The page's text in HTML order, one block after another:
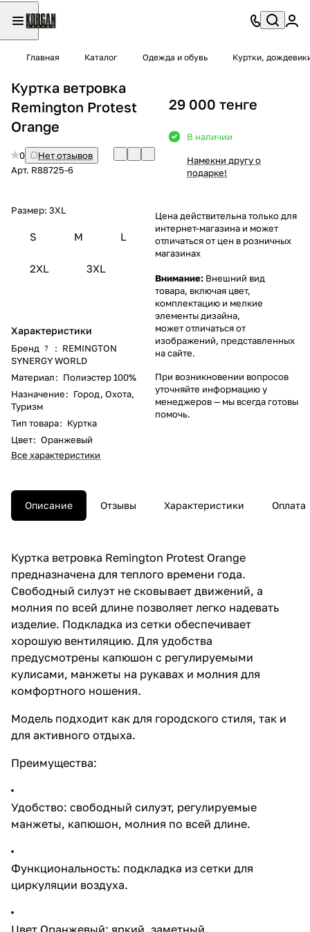
Главная Каталог Одежда и обувь Куртки,
Куртка ветровка
Remington Protest
Orange
0
Нет отзывов
Арт. R88725-6
Размер: 3XL
S M L
2XL 3XL
Характеристики
Бренд ? : REMINGTON
SYNERGY WORLD
Материал: Полиэстер 100%
Назначение: Город, Охота,
Туризм
Тип товара: Куртка
Цвет: Оранжевый
Все характеристики
29 000 тенге
В наличии
Намекни другу о
подарке!
Цена действительна только для
интернет-магазина и может
отличаться от цен в розничных
магазинах
Внимание: Внешний вид
товара, включая цвет,
комплектацию и мелкие
элементы дизайна,
может отличаться от
изображений, представленных
на сайте.
При возникновении вопросов
уточняйте информацию у
менеджеров— мы всегда готовы
помочь.
Описание Отзывы Характеристики Оплата
Куртка ветровка Remington Protest Orange
предназначена для теплого времени года.
Свободный силуэт не сковывает движений, а
молния по всей длине позволяет легко надевать
изделие. Подкладка из сетки обеспечивает
хорошую вентиляцию. Для удобства
предусмотрены капюшон с регулируемыми
кулисами, манжеты на рукавах и молния для
комфортного ношения.
Модель подходит как для городского стиля, так и
для активного отдыха.
Преимущества:
Удобство: свободный силуэт, регулируемые
манжеты, капюшон, молния по всей длине.
Функциональность: подкладка из сетки для
циркуляции воздуха.
Цвет Оранжевый: яркий, заметный.